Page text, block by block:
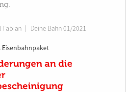
Fabian
Deine Bahn 01/2021
an die